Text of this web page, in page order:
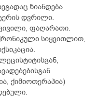
ზიანდება
დვრილი.
ფაღარათი.
სიყვითლით,
ქიმიოთერაპია)